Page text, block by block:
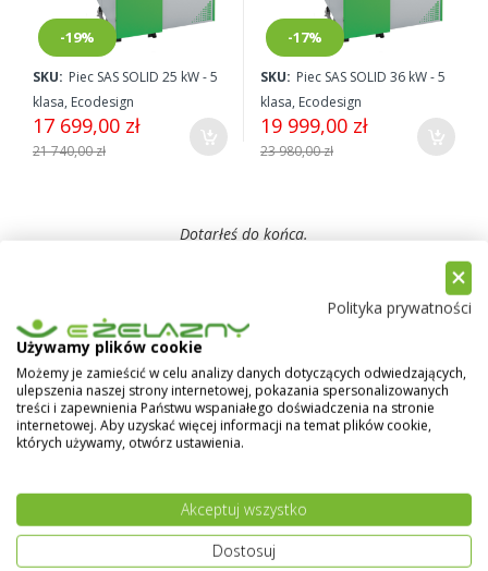
-19%
SKU: Piec SAS SOLID 25 kW - 5
klasa, Ecodesign
17 699,00 zł
21 740,00 zł
-17%
SKU: Piec SAS SOLID 36 kW - 5
klasa, Ecodesign
19 999,00 zł
23 980,00 zł
Dotarłeś do końca.
Porównaj produkty
Nie dodałeś żadnych produktów do porównania.
Wymiennik NIBE z dwiema wężownicami
emailowany 300 l - BA-ST 9030-2FE
Polityka prywatności
Używamy plików cookie
Możemy je zamieścić w celu analizy danych dotyczących odwiedzających,
ulepszenia naszej strony internetowej, pokazania spersonalizowanych
treści i zapewnienia Państwu wspaniałego doświadczenia na stronie
internetowej. Aby uzyskać więcej informacji na temat plików cookie,
których używamy, otwórz ustawienia.
Akceptuj wszystko
Dostosuj